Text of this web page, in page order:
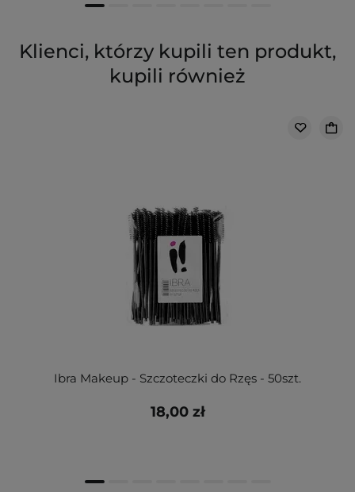
Klienci, którzy kupili ten produkt,
kupili również
Ibra Makeup - Szczoteczki do Rzęs - 50szt.
18,00 zł